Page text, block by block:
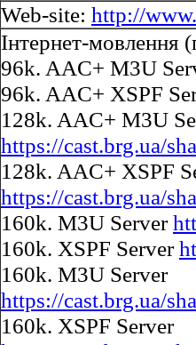
Web-site: http://
Інтернет-мовлення
96k. AAC+ M3U
96k. AAC+ XSPF
128k. AAC+ M3U
https://cast.brg.ua/
128k. AAC+ XSPF
https://cast.brg.ua/
160k. M3U Server
160k. XSPF Server
160k. M3U Server
https://cast.brg.ua/
160k. XSPF Server